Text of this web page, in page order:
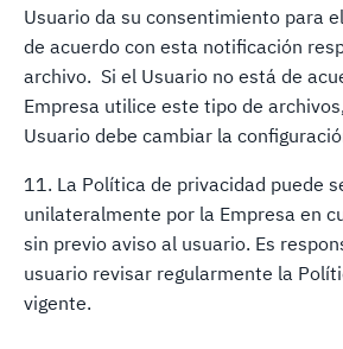
Usuario da su consentimiento para
de acuerdo con esta notificación
archivo. Si el Usuario no está de
Empresa utilice este tipo de
Usuario debe cambiar la
11. La Política de privacidad puede
unilateralmente por la Empresa en
sin previo aviso al usuario. Es
usuario revisar regularmente la
vigente.